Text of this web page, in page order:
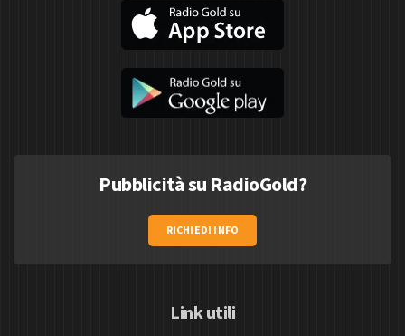
Pubblicità su RadioGold?
RICHIEDI INFO
Link utili